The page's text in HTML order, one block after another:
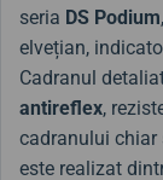
seria DS Podium,
elvețian,
Cadranul
antireflex,
cadranului chiar
este realizat